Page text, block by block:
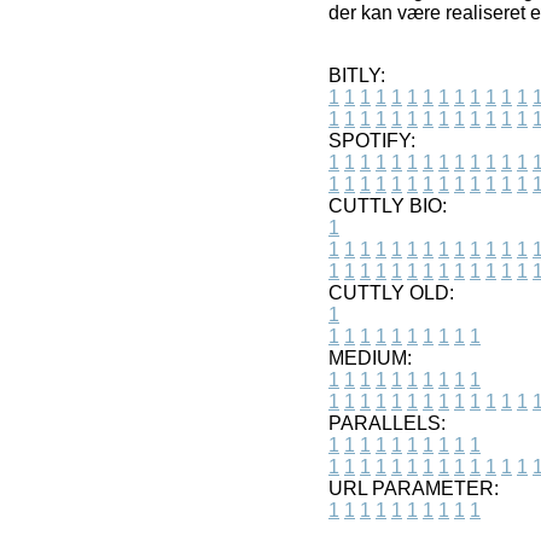
der kan være realiseret
BITLY:
1 1 1 1 1 1 1 1 1 1 1 1 1 1
1 1 1 1 1 1 1 1 1 1 1 1 1 1
SPOTIFY:
1 1 1 1 1 1 1 1 1 1 1 1 1 1
1 1 1 1 1 1 1 1 1 1 1 1 1 1
CUTTLY BIO:
1
1 1 1 1 1 1 1 1 1 1 1 1 1 1
1 1 1 1 1 1 1 1 1 1 1 1 1 1
CUTTLY OLD:
1
1 1 1 1 1 1 1 1 1 1
MEDIUM:
1 1 1 1 1 1 1 1 1 1
1 1 1 1 1 1 1 1 1 1 1 1 1 1
PARALLELS:
1 1 1 1 1 1 1 1 1 1
1 1 1 1 1 1 1 1 1 1 1 1 1 1
URL PARAMETER:
1 1 1 1 1 1 1 1 1 1